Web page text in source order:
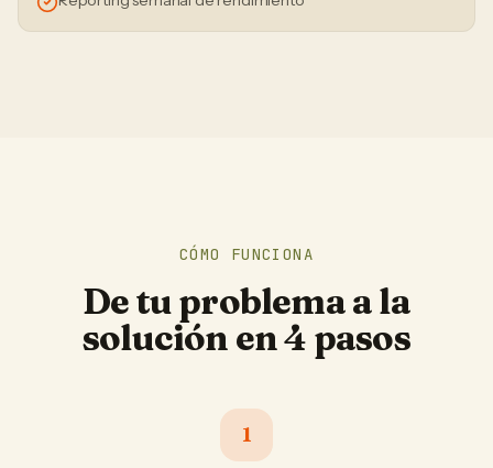
CÓMO FUNCIONA
De tu problema a la
solución en 4 pasos
1